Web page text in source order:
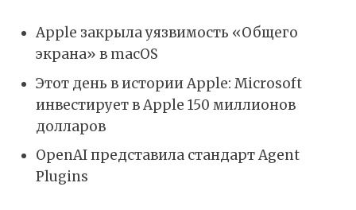
Apple закрыла уязвимость «Общего
экрана» в macOS
Этот день в истории Apple: Microsoft
инвестирует в Apple 150 миллионов
долларов
OpenAI представила стандарт Agent
Plugins